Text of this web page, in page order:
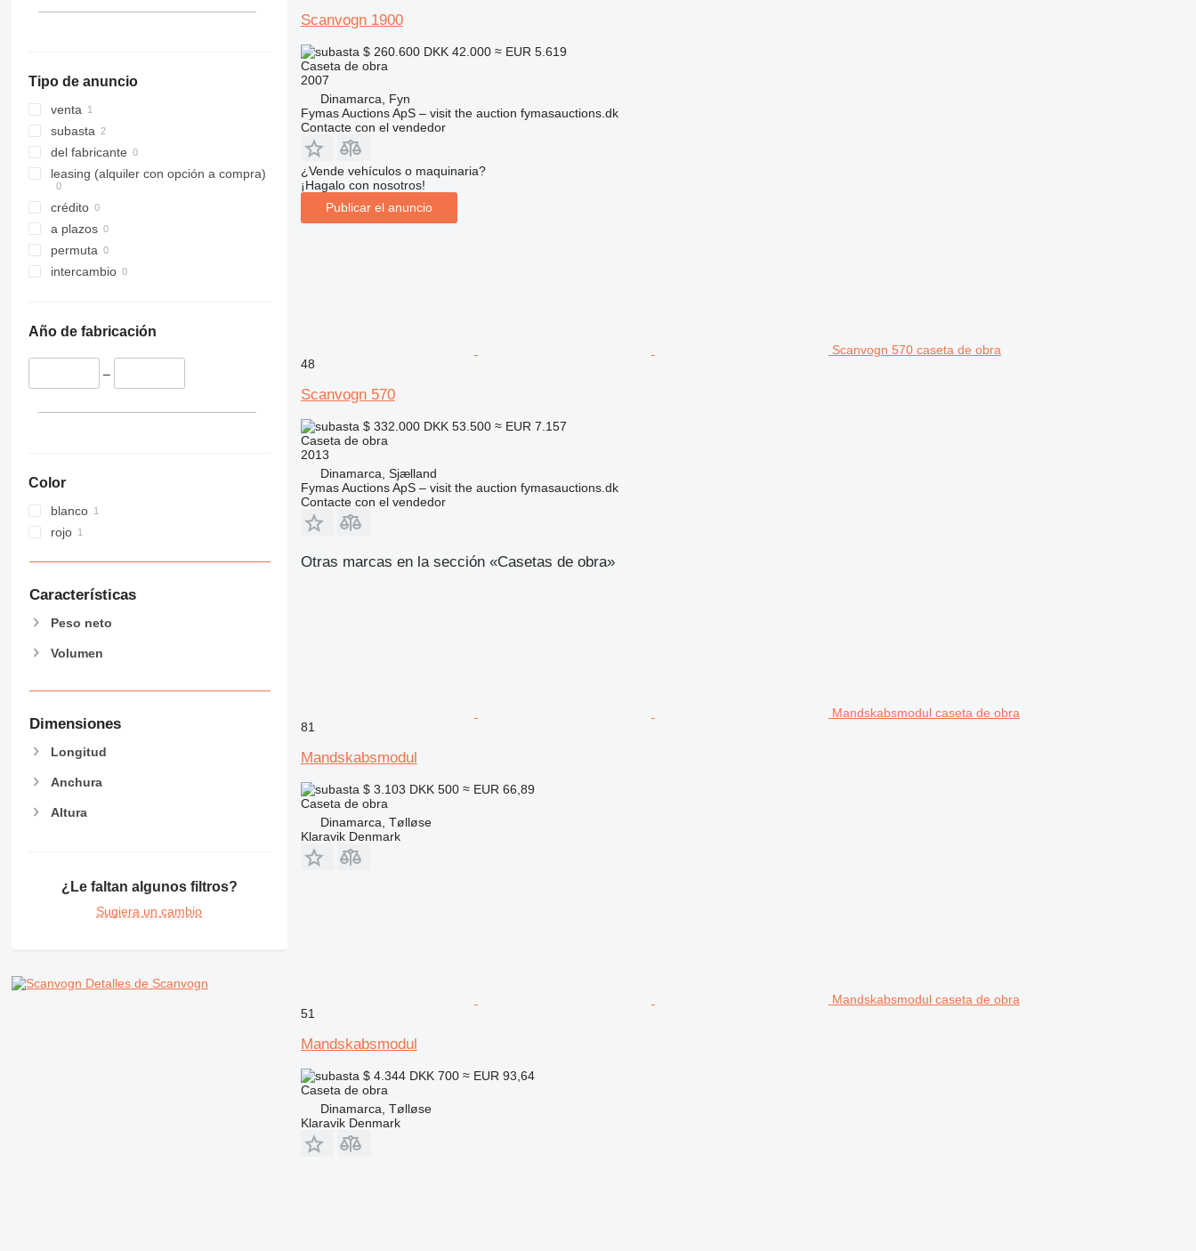
Tipo de anuncio
venta
subasta
del fabricante
leasing (alquiler con opción a compra)
crédito
a plazos
permuta
intercambio
Año de fabricación
–
Color
blanco
rojo
Características
Peso neto
Volumen
Dimensiones
Longitud
Anchura
Altura
¿Le faltan algunos filtros?
Sugiera un cambio
Detalles de Scanvogn
Scanvogn 1900
$ 260.600 DKK 42.000 ≈ EUR 5.619
Caseta de obra
2007
Dinamarca, Fyn
Fymas Auctions ApS – visit the auction fymasauctions.dk
Contacte con el vendedor
¿Vende vehículos o maquinaria?
¡Hagalo con nosotros!
Publicar el anuncio
Scanvogn 570 caseta de obra
48
Scanvogn 570
$ 332.000 DKK 53.500 ≈ EUR 7.157
Caseta de obra
2013
Dinamarca, Sjælland
Fymas Auctions ApS – visit the auction fymasauctions.dk
Contacte con el vendedor
Otras marcas en la sección «Casetas de obra»
Mandskabsmodul caseta de obra
81
Mandskabsmodul
$ 3.103 DKK 500 ≈ EUR 66,89
Caseta de obra
Dinamarca, Tølløse
Klaravik Denmark
Mandskabsmodul caseta de obra
51
Mandskabsmodul
$ 4.344 DKK 700 ≈ EUR 93,64
Caseta de obra
Dinamarca, Tølløse
Klaravik Denmark